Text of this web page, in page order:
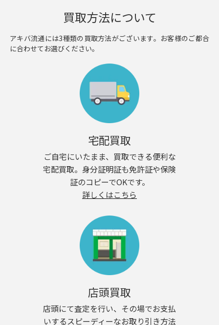
買取方法について
アキバ流通には3種類の買取方法がございます。お客様のご都合
に合わせてお選びください。
宅配買取
ご自宅にいたまま、買取できる便利な
宅配買取。身分証明証も免許証や保険
証のコピーでOKです。
詳しくはこちら
店頭買取
店頭にて査定を行い、その場でお支払
いするスピーディーなお取り引き方法